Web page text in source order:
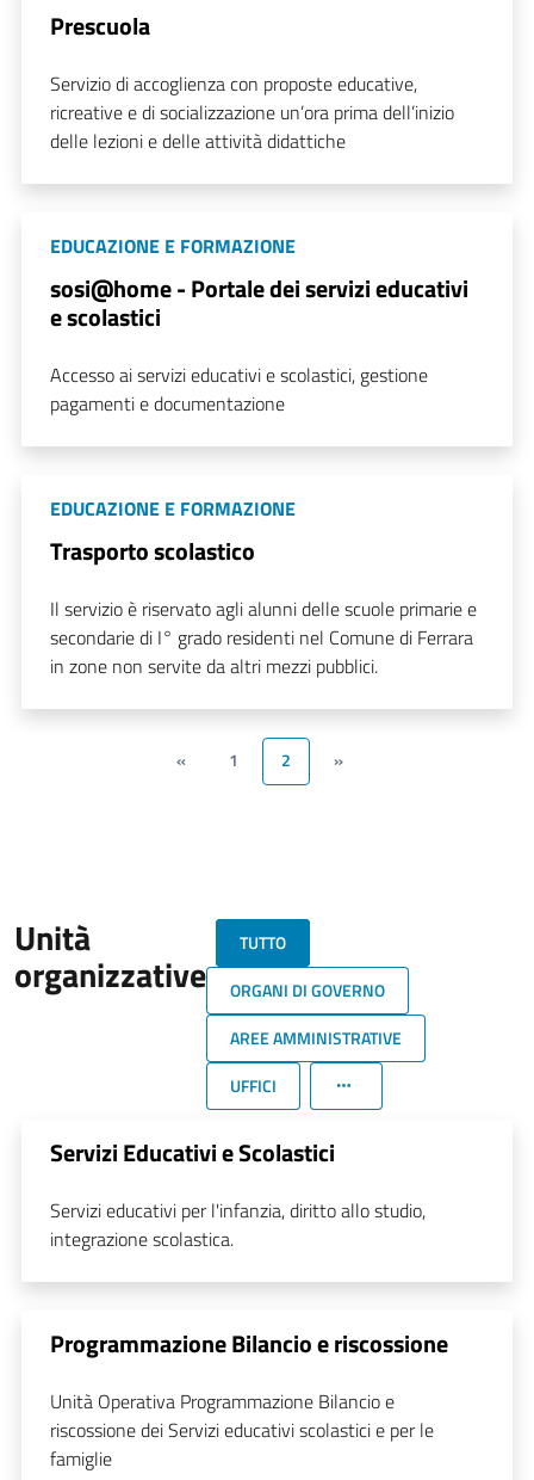
Prescuola
Servizio di accoglienza con proposte educative,
ricreative e di socializzazione un’ora prima dell’inizio
delle lezioni e delle attività didattiche
EDUCAZIONE E FORMAZIONE
sosi@home - Portale dei servizi educativi
e scolastici
Accesso ai servizi educativi e scolastici, gestione
pagamenti e documentazione
EDUCAZIONE E FORMAZIONE
Trasporto scolastico
Il servizio è riservato agli alunni delle scuole primarie e
secondarie di I° grado residenti nel Comune di Ferrara
in zone non servite da altri mezzi pubblici.
« 1 2 »
Unità
organizzative
TUTTO
ORGANI DI GOVERNO
AREE AMMINISTRATIVE
UFFICI
Servizi Educativi e Scolastici
Servizi educativi per l'infanzia, diritto allo studio,
integrazione scolastica.
Programmazione Bilancio e riscossione
Unità Operativa Programmazione Bilancio e
riscossione dei Servizi educativi scolastici e per le
famiglie